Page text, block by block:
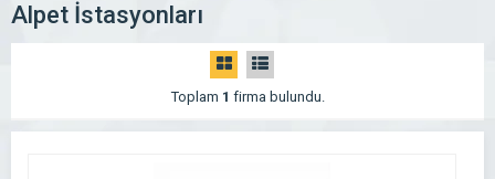
Alpet İstasyonları
Toplam 1 firma bulundu.